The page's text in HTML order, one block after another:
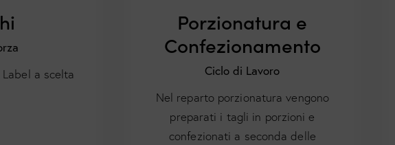
a scelta
Porzionatura e
Confezionamento
Ciclo di Lavoro
Nel reparto porzionatura vengono
preparati i tagli in porzioni e
confezionati a seconda delle